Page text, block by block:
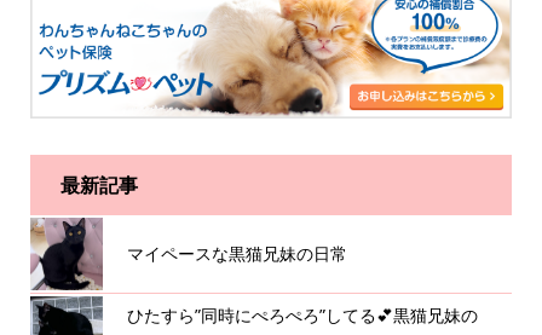
最新記事
マイペースな黒猫兄妹の日常
ひたすら”同時にぺろぺろ”してる💕黒猫兄妹の